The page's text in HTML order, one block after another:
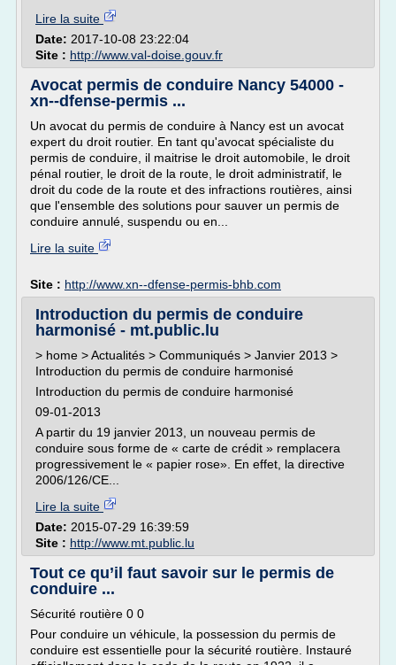
Lire la suite
Date: 2017-10-08 23:22:04
Site : http://www.val-doise.gouv.fr
Avocat permis de conduire Nancy 54000 -
xn--dfense-permis ...
Un avocat du permis de conduire à Nancy est un avocat
expert du droit routier. En tant qu'avocat spécialiste du
permis de conduire, il maitrise le droit automobile, le droit
pénal routier, le droit de la route, le droit administratif, le
droit du code de la route et des infractions routières, ainsi
que l'ensemble des solutions pour sauver un permis de
conduire annulé, suspendu ou en...
Lire la suite
Site : http://www.xn--dfense-permis-bhb.com
Introduction du permis de conduire
harmonisé - mt.public.lu
> home > Actualités > Communiqués > Janvier 2013 >
Introduction du permis de conduire harmonisé
Introduction du permis de conduire harmonisé
09-01-2013
A partir du 19 janvier 2013, un nouveau permis de
conduire sous forme de « carte de crédit » remplacera
progressivement le « papier rose». En effet, la directive
2006/126/CE...
Lire la suite
Date: 2015-07-29 16:39:59
Site : http://www.mt.public.lu
Tout ce qu’il faut savoir sur le permis de
conduire ...
Sécurité routière 0 0
Pour conduire un véhicule, la possession du permis de
conduire est essentielle pour la sécurité routière. Instauré